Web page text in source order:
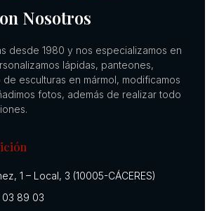
Nosotros
desde 1980 y nos especializamos en
lápidas, panteones,
esculturas en mármol, modificamos
fotos, además de realizar todo
1 – Local, 3 (10005-CÁCERES)
89 03